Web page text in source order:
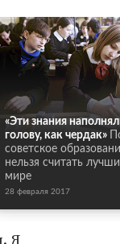
«Эти знания
голову, как чердак»
советское
нельзя считать
мире
28 февраля 2017
Я